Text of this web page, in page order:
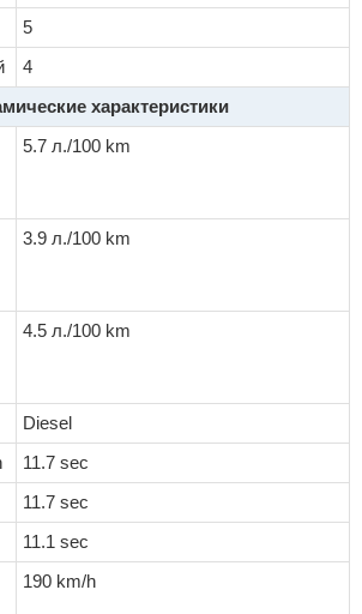
5
4
характеристики
5.7 л./100 km
3.9 л./100 km
4.5 л./100 km
Diesel
11.7 sec
11.7 sec
11.1 sec
190 km/h